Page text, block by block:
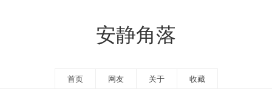
安静角落
首页 网友 关于 收藏